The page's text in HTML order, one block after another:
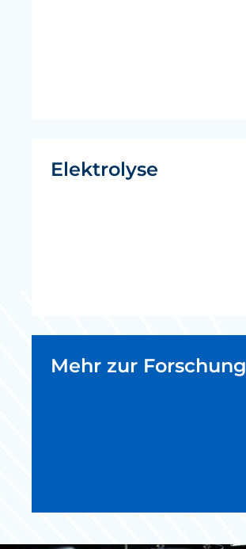
Elektrolyse
Mehr zur Forschung